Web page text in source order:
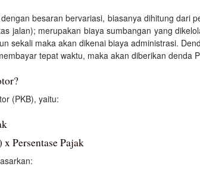
besaran bervariasi, biasanya dihitung dari
jalan); merupakan biaya sumbangan yang
sekali maka akan dikenai biaya administrasi.
tepat waktu, maka akan diberikan denda
(PKB), yaitu:
Persentase Pajak